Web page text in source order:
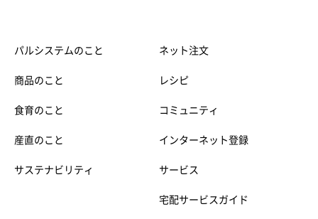
パルシステムのこと
商品のこと
食育のこと
産直のこと
サステナビリティ
ネット注文
レシピ
コミュニティ
インターネット登録
サービス
宅配サービスガイド